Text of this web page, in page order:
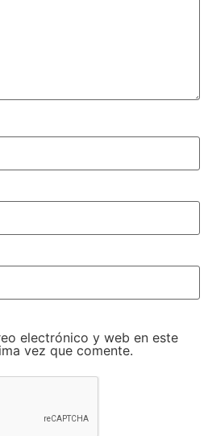
electrónico y web en este
vez que comente.